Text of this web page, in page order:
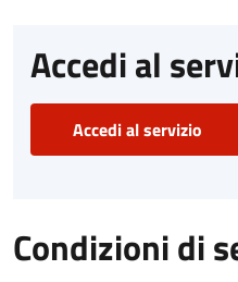
Accedi al
Accedi al servizio
Condizioni di